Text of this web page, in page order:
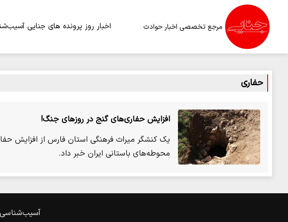
مرجع تخصصی اخبار حوادث اخبار روز پرونده های جنایی
حفاری
افزایش حفاری‌های گنج در روزهای جنگ!
یک کنشگر میراث فرهنگی استان فارس از افزایش
محوطه‌های باستانی ایران خبر داد.
آسیب‌شناسی